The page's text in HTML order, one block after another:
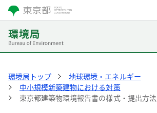
環境局トップ
地球環境・エネルギー
中小規模新築建物における対策
東京都建築物環境報告書の様式・提出方法